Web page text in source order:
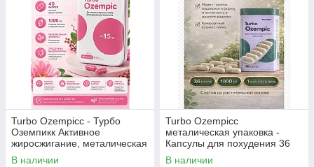
Turbo Ozempicc - Турбо
Оземпикк Активное
жиросжигание, металическая
коробка, капсулы для
В наличии
Turbo Ozempicc
металическая упаковка -
Капсулы для похудения 36
капсул
В наличии